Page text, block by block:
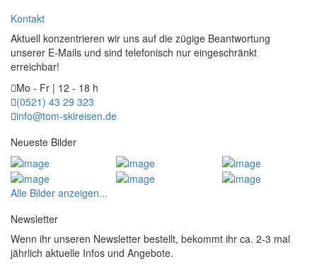
Kontakt
Aktuell konzentrieren wir uns auf die zügige Beantwortung
unserer E-Mails und sind telefonisch nur eingeschränkt
erreichbar!
Mo - Fr | 12 - 18 h
(0521) 43 29 323
info@tom-skireisen.de
Neueste Bilder
Alle Bilder anzeigen...
Newsletter
Wenn ihr unseren Newsletter bestellt, bekommt ihr ca. 2-3 mal
jährlich aktuelle Infos und Angebote.